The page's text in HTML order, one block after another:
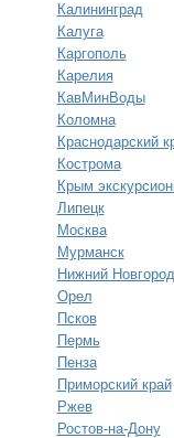
Калининград
Калуга
Каргополь
Карелия
КавМинВоды
Коломна
Краснодарский
Кострома
Крым
Липецк
Москва
Мурманск
Нижний Новгород
Орел
Псков
Пермь
Пенза
Приморский край
Ржев
Ростов-на-Дону